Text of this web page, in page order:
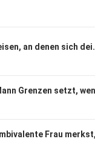
3 Verhaltensweisen,